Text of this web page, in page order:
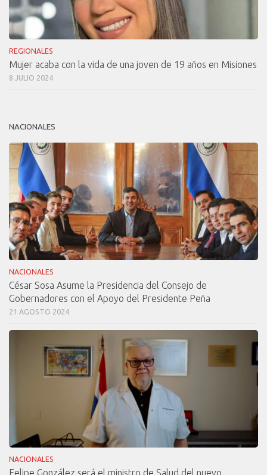
REGIONALES
Mujer acaba con la vida de una joven de 19 años en Misiones
8 JULIO 2024
NACIONALES
NACIONALES
César Sosa Asume la Presidencia del Consejo de
Gobernadores con el Apoyo del Presidente Peña
21 AGOSTO 2024
NACIONALES
Felipe González será el ministro de Salud del nuevo